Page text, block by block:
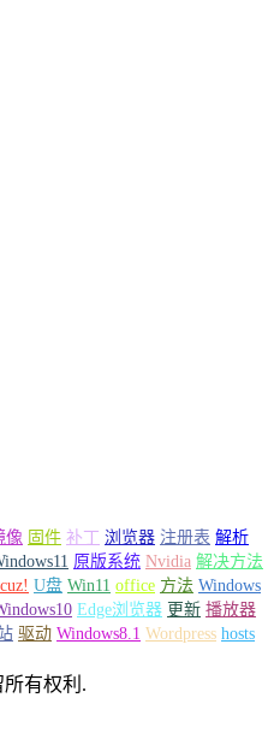
像 固件 补丁 浏览器 注册表 解析
原版系统 Nvidia 解决方法
U盘 Win11 office 方法 Windows
Edge浏览器 更新 播放器
驱动 Windows8.1 Wordpress hosts
有权利.